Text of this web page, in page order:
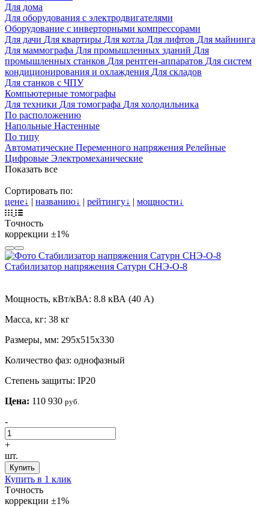
Для дома
Для оборудования с электродвигателями
Оборудование с инверторными компрессорами
Для дачи Для квартиры Для котла Для лифтов Для майнинга
Для маммографа Для промышленных зданий Для
промышленных станков Для рентген-аппаратов Для систем
кондиционирования и охлаждения Для складов
Для станков с ЧПУ
Компьютерные томографы
Для техники Для томографа Для холодильника
По расположению
Напольные Настенные
По типу
Автоматические Переменного напряжения Релейные
Цифровые Электромеханические
Показать все
Сортировать по:
цене↓ | названию↓ | рейтингу↓ | мощности↓
Tочность
коррекции ±1%
Стабилизатор напряжения Сатурн СНЭ-О-8
Мощность, кВт/кВА: 8.8 кВА (40 А)
Масса, кг: 38 кг
Размеры, мм: 295х515х330
Количество фаз: однофазный
Степень защиты: IP20
Цена: 110 930 руб.
-
+
шт.
Купить
Купить в 1 клик
Tочность
коррекции ±1%